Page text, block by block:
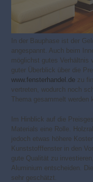
In der Bauphase ist der
angespannt. Auch beim
möglichst gutes Verhältnis
guter Überblick über die
www.fensterhandel.de zu
vertreten, wodurch noch
Thema gesammelt werden
Im Hinblick auf die
Materials eine Rolle.
jedoch etwas höhere
Kunststofffenster in den
gute Qualität zu
Aluminium entscheiden.
sehr geschätzt.